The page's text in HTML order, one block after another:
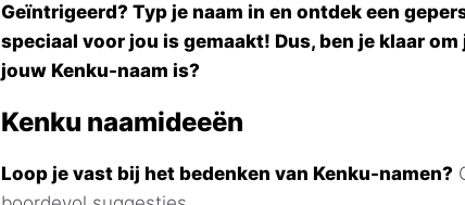
Geïntrigeerd? Typ je naam in en ontdek een
speciaal voor jou is gemaakt! Dus, ben je klaar
jouw Kenku-naam is?
Kenku naamideeën
Loop je vast bij het bedenken van Kenku-namen?